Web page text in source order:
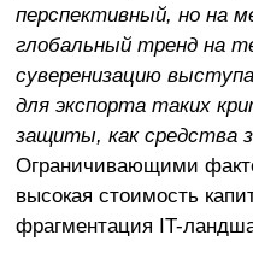
перспективный, но на
глобальный тренд на
суверенизацию
для экспорта таких
защиты, как средства
Ограничивающими
высокая стоимость
фрагментация IT-